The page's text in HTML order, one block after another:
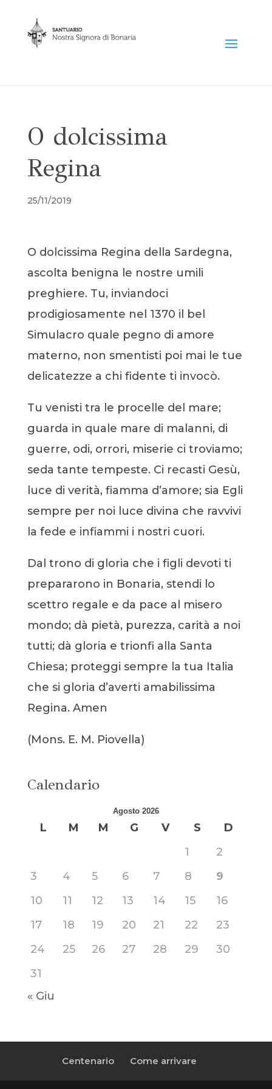
O dolcissima
Regina
25/11/2019
O dolcissima Regina della Sardegna,
ascolta benigna le nostre umili
preghiere. Tu, inviandoci
prodigiosamente nel 1370 il bel
Simulacro quale pegno di amore
materno, non smentisti poi mai le tue
delicatezze a chi fidente ti invocò.
Tu venisti tra le procelle del mare;
guarda in quale mare di malanni, di
guerre, odi, orrori, miserie ci troviamo;
seda tante tempeste. Ci recasti Gesù,
luce di verità, fiamma d’amore; sia Egli
sempre per noi luce divina che ravvivi
la fede e infiammi i nostri cuori.
Dal trono di gloria che i figli devoti ti
prepararono in Bonaria, stendi lo
scettro regale e da pace al misero
mondo; dà pietà, purezza, carità a noi
tutti; dà gloria e trionfi alla Santa
Chiesa; proteggi sempre la tua Italia
che si gloria d’averti amabilissima
Regina. Amen
(Mons. E. M. Piovella)
Calendario
Agosto 2026
L M M G V S
D
1
2
3
4 5 6 7 8
9
10
11 12 13 14 15
16
17
18 19 20 21 22
23
24
25 26 27 28 29
30
31
« Giu
Centenario Come arrivare